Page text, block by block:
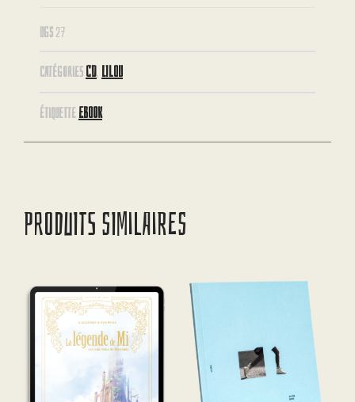
UGS 27
CATÉGORIES CD, LILOU
ÉTIQUETTE EBOOK
PRODUITS SIMILAIRES